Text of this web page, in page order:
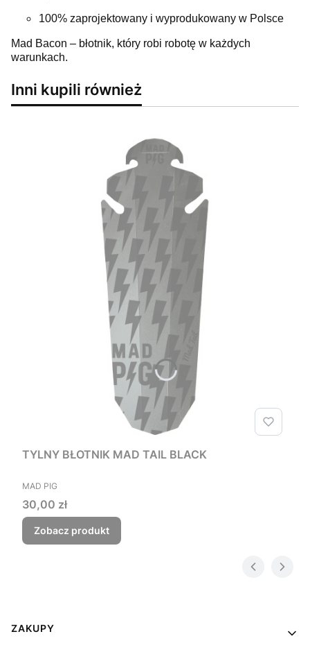
100% zaprojektowany i wyprodukowany w Polsce
Mad Bacon – błotnik, który robi robotę w każdych
warunkach.
Inni kupili również
TYLNY BŁOTNIK MAD TAIL BLACK
PRODUCENT
MAD PIG
Cena
30,00 zł
Zobacz produkt
Linki w stopce
ZAKUPY